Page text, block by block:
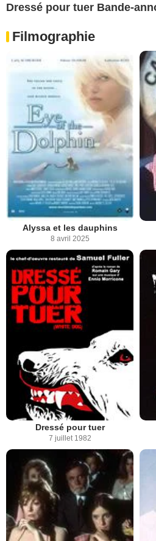
Dressé pour tuer Bande-
Filmographie
Alyssa et les dauphins
8 avril 2025
Dressé pour tuer
7 juillet 1982